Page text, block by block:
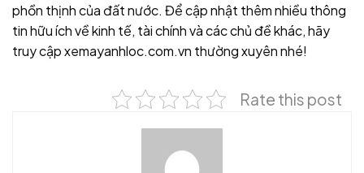
phồn thịnh của đất nước. Để cập nhật thêm nhiều thông
tin hữu ích về kinh tế, tài chính và các chủ đề khác, hãy
truy cập xemayanhloc.com.vn thường xuyên nhé!
Rate this post